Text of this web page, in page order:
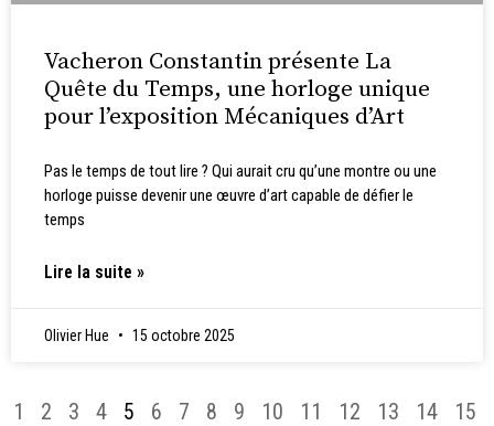
Vacheron Constantin présente La
Quête du Temps, une horloge unique
pour l’exposition Mécaniques d’Art
Pas le temps de tout lire ? Qui aurait cru qu’une montre ou une
horloge puisse devenir une œuvre d’art capable de défier le
temps
Lire la suite »
Olivier Hue 15 octobre 2025
1 2 3 4 5 6 7 8 9 10 11 12 13 14
15